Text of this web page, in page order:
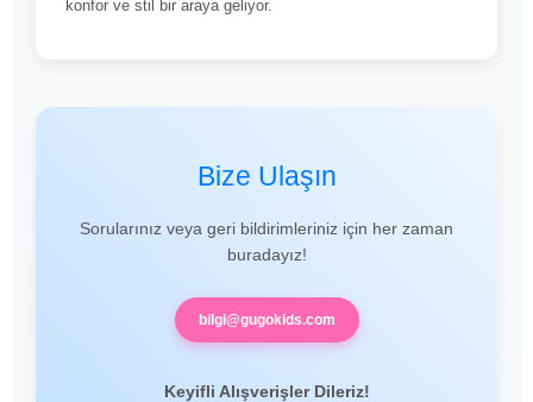
konfor ve stil bir araya geliyor.
Bize Ulaşın
Sorularınız veya geri bildirimleriniz için her zaman
buradayız!
bilgi@gugokids.com
Keyifli Alışverişler Dileriz!